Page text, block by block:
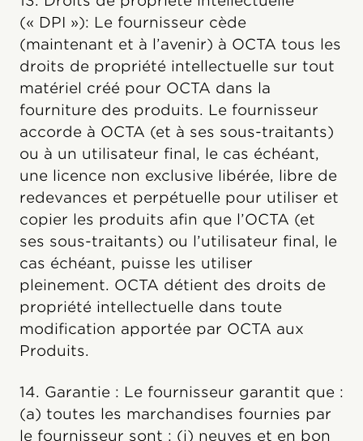
(« DPI »): Le fournisseur cède
(maintenant et à l’avenir) à OCTA tous les
droits de propriété intellectuelle sur tout
matériel créé pour OCTA dans la
fourniture des produits. Le fournisseur
accorde à OCTA (et à ses sous-traitants)
ou à un utilisateur final, le cas échéant,
une licence non exclusive libérée, libre de
redevances et perpétuelle pour utiliser et
copier les produits afin que l’OCTA (et
ses sous-traitants) ou l’utilisateur final, le
cas échéant, puisse les utiliser
pleinement. OCTA détient des droits de
propriété intellectuelle dans toute
modification apportée par OCTA aux
Produits.
14. Garantie : Le fournisseur garantit que :
(a) toutes les marchandises fournies par
le fournisseur sont : (i) neuves et en bon